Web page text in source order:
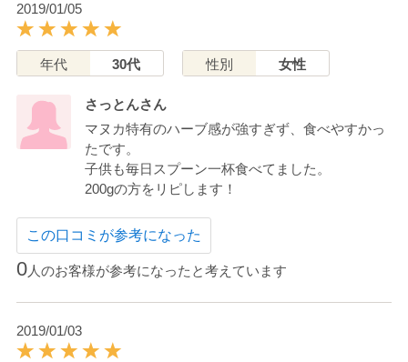
2019/01/05
年代 30代 性別 女性
さっとんさん
マヌカ特有のハーブ感が強すぎず、食べやすかっ
たです。
子供も毎日スプーン一杯食べてました。
200gの方をリピします！
この口コミが参考になった
0人のお客様が参考になったと考えています
2019/01/03